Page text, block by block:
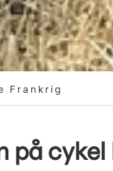
Frankrig
på cykel